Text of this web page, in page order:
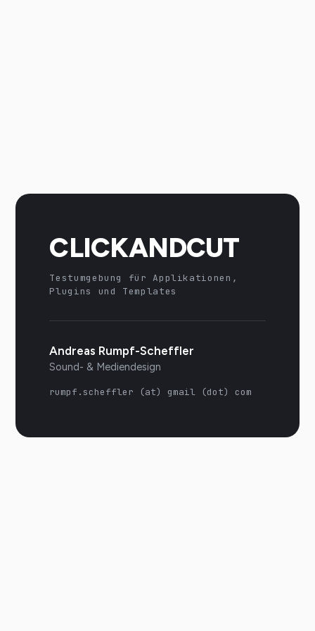
CLICKANDCUT
Testumgebung für Applikationen,
Plugins und Templates
Andreas Rumpf-Scheffler
Sound- & Mediendesign
rumpf.scheffler (at) gmail (dot) com